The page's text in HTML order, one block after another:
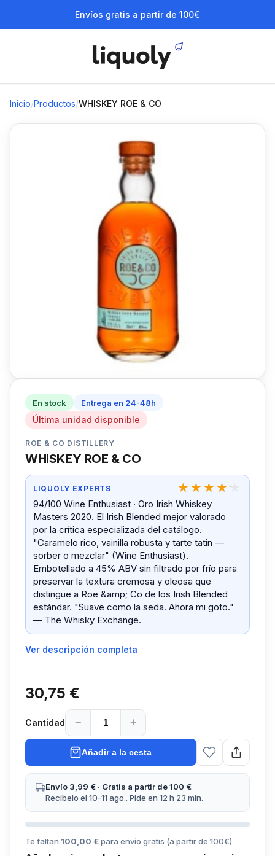
Envíos gratis a partir de 100€
Inicio/Productos/WHISKEY ROE & CO
En stock Entrega en 24-48h
Última unidad disponible
ROE & CO DISTILLERY
WHISKEY ROE & CO
LIQUOLY EXPERTS
94/100 Wine Enthusiast · Oro Irish Whiskey
Masters 2020. El Irish Blended mejor valorado
por la crítica especializada del catálogo.
"Caramelo rico, vainilla robusta y tarte tatin —
sorber o mezclar" (Wine Enthusiast).
Embotellado a 45% ABV sin filtrado por frío para
preservar la textura cremosa y oleosa que
distingue a Roe &amp; Co de los Irish Blended
estándar. "Suave como la seda. Ahora mi goto."
— The Whisky Exchange.
Ver descripción completa
30,75 €
Cantidad − +
Añadir a la cesta
Envío 3,99 € · Gratis a partir de 100 €
Recíbelo el 10-11 ago.. Pide en 12 h 23 min.
Te faltan 100,00 €para envío gratis (a partir de 100€)